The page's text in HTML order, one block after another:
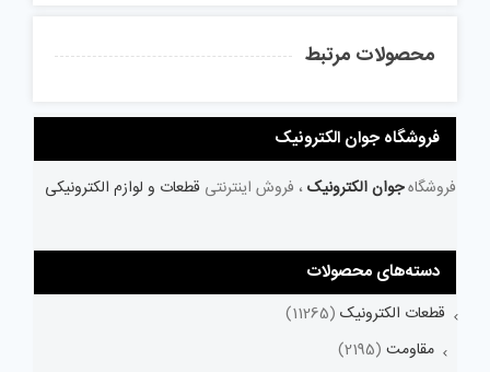
محصولات مرتبط
فروشگاه جوان الکترونیک
فروشگاهجوان الکترونیک ، فروش اینترنتی قطعات و لوازم الکترونیکی
دسته‌های محصولات
قطعات الکترونیک (11265)
مقاومت (2195)